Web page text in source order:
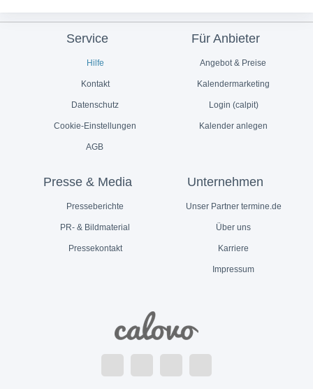
Service
Hilfe
Kontakt
Datenschutz
Cookie-Einstellungen
AGB
Für Anbieter
Angebot & Preise
Kalendermarketing
Login (calpit)
Kalender anlegen
Presse & Media
Presseberichte
PR- & Bildmaterial
Pressekontakt
Unternehmen
Unser Partner termine.de
Über uns
Karriere
Impressum